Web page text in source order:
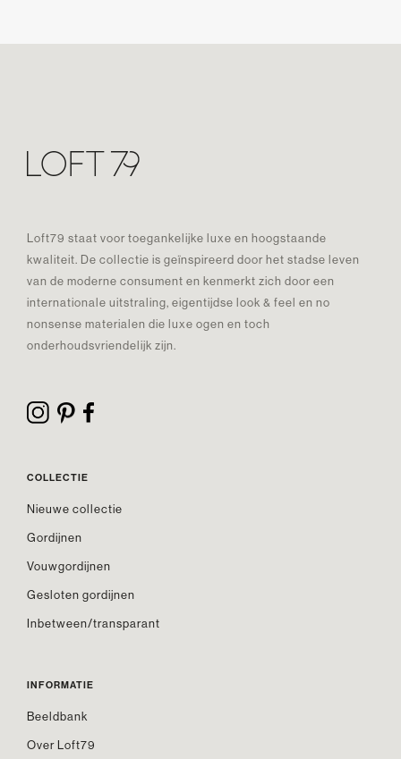
Loft79 staat voor toegankelijke luxe en hoogstaande
kwaliteit. De collectie is geïnspireerd door het stadse leven
van de moderne consument en kenmerkt zich door een
internationale uitstraling, eigentijdse look & feel en no
nonsense materialen die luxe ogen en toch
onderhoudsvriendelijk zijn.
COLLECTIE
Nieuwe collectie
Gordijnen
Vouwgordijnen
Gesloten gordijnen
Inbetween/transparant
INFORMATIE
Beeldbank
Over Loft79